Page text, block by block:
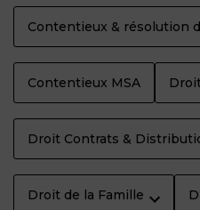
Contentieux & résolution
Contentieux MSA
Droit Contrats &
Droit de la Famille